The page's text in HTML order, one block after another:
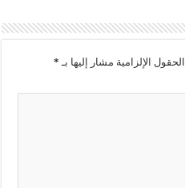
الحقول الإلزامية مشار إليها بـ *